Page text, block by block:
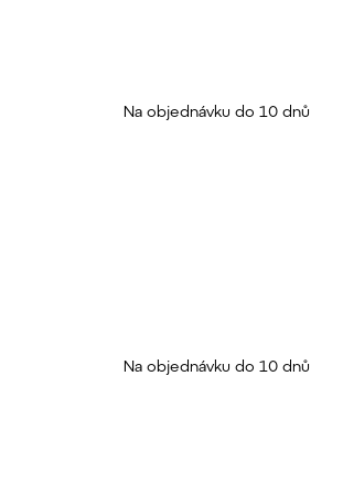
Na objednávku do 10 dnů
Na objednávku do 10 dnů